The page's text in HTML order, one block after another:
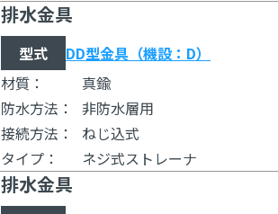
排水金具
型式
DD型金具（機設：D）
材質：
真鍮
防水方法：
非防水層用
接続方法：
ねじ込式
タイプ：
ネジ式ストレーナ
排水金具